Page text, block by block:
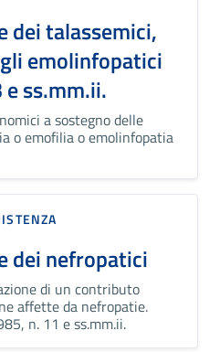
dei talassemici,
emolinfopatici
ss.mm.ii.
a sostegno delle
o emofilia o emolinfopatia
dei nefropatici
di un contributo
affette da nefropatie.
n. 11 e ss.mm.ii.